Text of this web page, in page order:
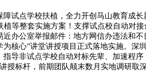
点学校扶植，全力开创马山教育成长
等整套实施方案！支撑试点校自动对
办公室举报邮件：地方网信办违法和
核心”讲堂讲授项目正式落地实施。深
导非试点学校自动对标先辈、加速程
标杆，前期团队颠末数月实地调研取